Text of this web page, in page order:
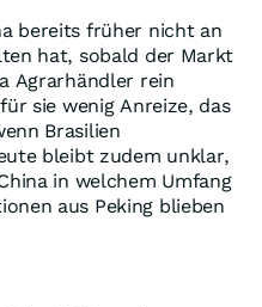
bereits früher nicht an
hat, sobald der Markt
Agrarhändler rein
sie wenig Anreize, das
Brasilien
bleibt zudem unklar,
in welchem Umfang
aus Peking blieben